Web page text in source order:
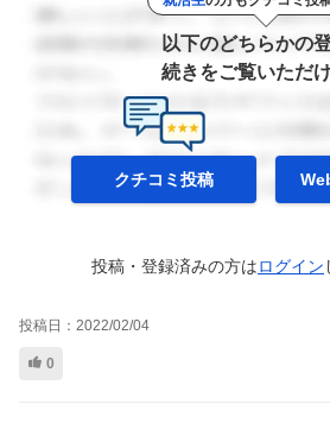
以下のどちらかの
続きをご覧いただ
クチコミ投稿
投稿・登録済みの方はログイン
投稿日： 2022/02/04
0